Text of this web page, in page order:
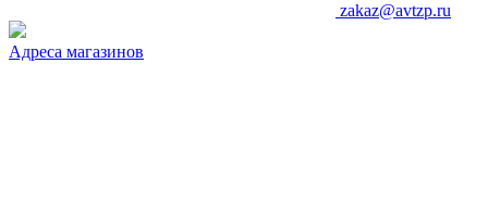
zakaz@avtzp.ru
Адреса магазинов